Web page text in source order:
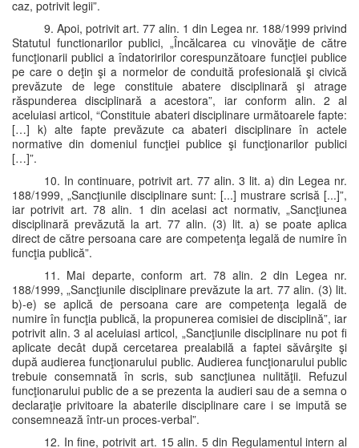
caz, potrivit legii”.
9. Apoi, potrivit art. 77 alin. 1 din Legea nr. 188/1999 privind
Statutul functionarilor publici, „Încălcarea cu vinovăţie de către
funcţionarii publici a îndatoririlor corespunzătoare funcţiei publice
pe care o deţin şi a normelor de conduită profesională şi civică
prevăzute de lege constituie abatere disciplinară şi atrage
răspunderea disciplinară a acestora”, iar conform alin. 2 al
aceluiasi articol, “Constituie abateri disciplinare următoarele fapte:
[…] k) alte fapte prevăzute ca abateri disciplinare în actele
normative din domeniul funcţiei publice şi funcţionarilor publici
[…]”.
10. In continuare, potrivit art. 77 alin. 3 lit. a) din Legea nr.
188/1999, „Sancţiunile disciplinare sunt: [...] mustrare scrisă [...]”,
iar potrivit art. 78 alin. 1 din acelasi act normativ, „Sancţiunea
disciplinară prevăzută la art. 77 alin. (3) lit. a) se poate aplica
direct de către persoana care are competenţa legală de numire în
funcţia publică”.
11. Mai departe, conform art. 78 alin. 2 din Legea nr.
188/1999, „Sancţiunile disciplinare prevăzute la art. 77 alin. (3) lit.
b)-e) se aplică de persoana care are competenţa legală de
numire în funcţia publică, la propunerea comisiei de disciplină”, iar
potrivit alin. 3 al aceluiasi articol, „Sancţiunile disciplinare nu pot fi
aplicate decât după cercetarea prealabilă a faptei săvârşite şi
după audierea funcţionarului public. Audierea funcţionarului public
trebuie consemnată în scris, sub sancţiunea nulităţii. Refuzul
funcţionarului public de a se prezenta la audieri sau de a semna o
declaraţie privitoare la abaterile disciplinare care i se impută se
consemnează într-un proces-verbal”.
12. In fine, potrivit art. 15 alin. 5 din Regulamentul intern al